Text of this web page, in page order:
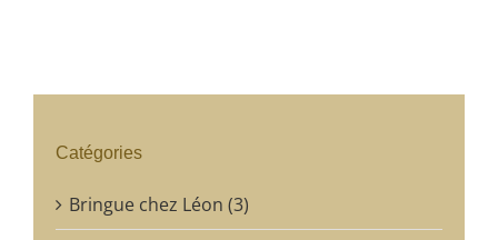
Catégories
Bringue chez Léon (3)